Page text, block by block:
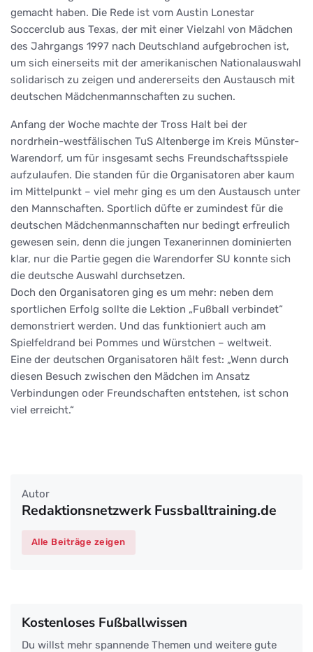
gemacht haben. Die Rede ist vom Austin Lonestar
Soccerclub aus Texas, der mit einer Vielzahl von Mädchen
des Jahrgangs 1997 nach Deutschland aufgebrochen ist,
um sich einerseits mit der amerikanischen Nationalauswahl
solidarisch zu zeigen und andererseits den Austausch mit
deutschen Mädchenmannschaften zu suchen.
Anfang der Woche machte der Tross Halt bei der
nordrhein-westfälischen TuS Altenberge im Kreis Münster-
Warendorf, um für insgesamt sechs Freundschaftsspiele
aufzulaufen. Die standen für die Organisatoren aber kaum
im Mittelpunkt – viel mehr ging es um den Austausch unter
den Mannschaften. Sportlich düfte er zumindest für die
deutschen Mädchenmannschaften nur bedingt erfreulich
gewesen sein, denn die jungen Texanerinnen dominierten
klar, nur die Partie gegen die Warendorfer SU konnte sich
die deutsche Auswahl durchsetzen.
Doch den Organisatoren ging es um mehr: neben dem
sportlichen Erfolg sollte die Lektion „Fußball verbindet“
demonstriert werden. Und das funktioniert auch am
Spielfeldrand bei Pommes und Würstchen – weltweit.
Eine der deutschen Organisatoren hält fest: „Wenn durch
diesen Besuch zwischen den Mädchen im Ansatz
Verbindungen oder Freundschaften entstehen, ist schon
viel erreicht.“
Autor
Redaktionsnetzwerk Fussballtraining.de
Alle Beiträge zeigen
Kostenloses Fußballwissen
Du willst mehr spannende Themen und weitere gute